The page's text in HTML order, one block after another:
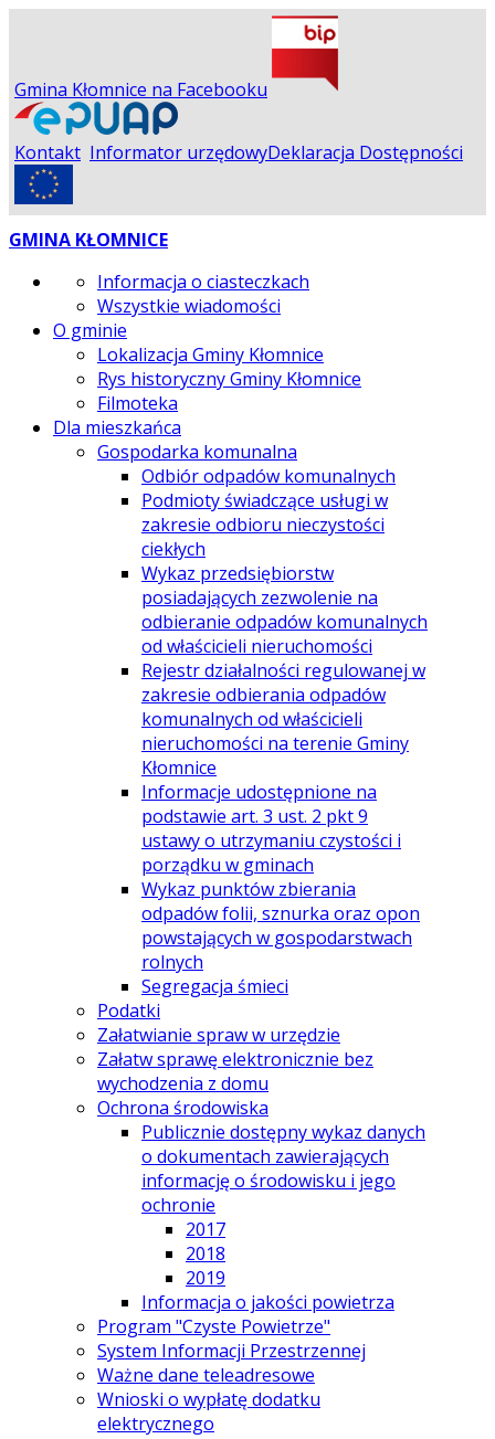
Gmina Kłomnice na Facebooku
Kontakt Informator urzędowyDeklaracja Dostępności
GMINA KŁOMNICE
Informacja o ciasteczkach
Wszystkie wiadomości
O gminie
Lokalizacja Gminy Kłomnice
Rys historyczny Gminy Kłomnice
Filmoteka
Dla mieszkańca
Gospodarka komunalna
Odbiór odpadów komunalnych
Podmioty świadczące usługi w
zakresie odbioru nieczystości
ciekłych
Wykaz przedsiębiorstw
posiadających zezwolenie na
odbieranie odpadów komunalnych
od właścicieli nieruchomości
Rejestr działalności regulowanej w
zakresie odbierania odpadów
komunalnych od właścicieli
nieruchomości na terenie Gminy
Kłomnice
Informacje udostępnione na
podstawie art. 3 ust. 2 pkt 9
ustawy o utrzymaniu czystości i
porządku w gminach
Wykaz punktów zbierania
odpadów folii, sznurka oraz opon
powstających w gospodarstwach
rolnych
Segregacja śmieci
Podatki
Załatwianie spraw w urzędzie
Załatw sprawę elektronicznie bez
wychodzenia z domu
Ochrona środowiska
Publicznie dostępny wykaz danych
o dokumentach zawierających
informację o środowisku i jego
ochronie
2017
2018
2019
Informacja o jakości powietrza
Program "Czyste Powietrze"
System Informacji Przestrzennej
Ważne dane teleadresowe
Wnioski o wypłatę dodatku
elektrycznego